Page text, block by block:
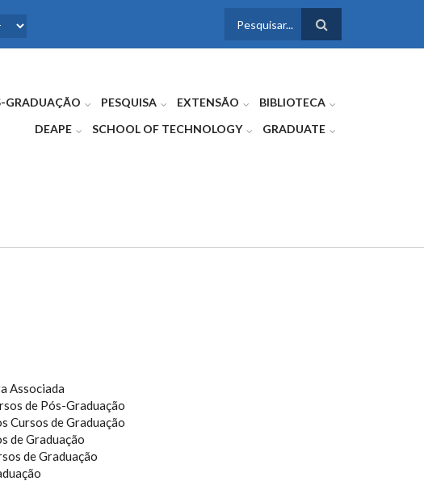
FORMULÁRIO
GRADUAÇÃO PESQUISA EXTENSÃO
BIBLIOTECA
DEAPE
SCHOOL OF TECHNOLOGY GRADUATE
Associada
de Pós-Graduação
Cursos de Graduação
de Graduação
de Graduação